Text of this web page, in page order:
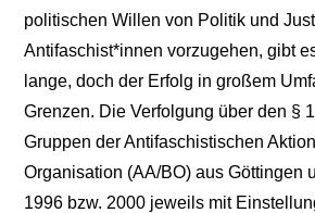
politischen Willen von Politik und
Antifaschist*innen vorzugehen, gibt
lange, doch der Erfolg in großem
Grenzen. Die Verfolgung über den §
Gruppen der Antifaschistischen
Organisation (AA/BO) aus Göttingen
1996 bzw. 2000 jeweils mit